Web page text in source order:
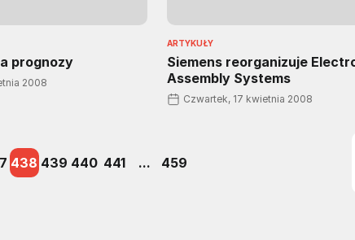
prognozy
2008
ARTYKUŁY
Siemens reorganizuje
Assembly Systems
Czwartek, 17 kwietnia 2008
438 439 440 441 ... 459